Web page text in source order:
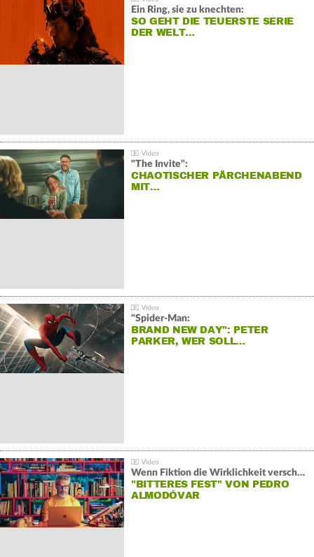
Ein Ring, sie zu knechten:
SO GEHT DIE TEUERSTE SERIE
DER WELT…
"The Invite":
CHAOTISCHER PÄRCHENABEND
MIT…
"Spider-Man:
BRAND NEW DAY": PETER
PARKER, WER SOLL…
Wenn Fiktion die Wirklichkeit verschiebt:
"BITTERES FEST" VON PEDRO
ALMODÓVAR